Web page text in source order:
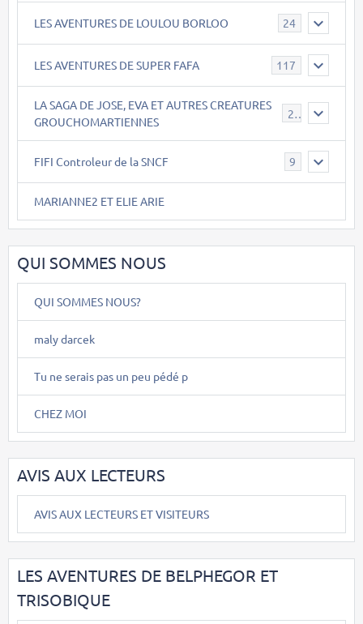
LES AVENTURES DE LOULOU BORLOO 24
LES AVENTURES DE SUPER FAFA 117
LA SAGA DE JOSE, EVA ET AUTRES CREATURES
GROUCHOMARTIENNES
26
FIFI Controleur de la SNCF 9
MARIANNE2 ET ELIE ARIE
QUI SOMMES NOUS
QUI SOMMES NOUS?
maly darcek
Tu ne serais pas un peu pédé p
CHEZ MOI
AVIS AUX LECTEURS
AVIS AUX LECTEURS ET VISITEURS
LES AVENTURES DE BELPHEGOR ET
TRISOBIQUE